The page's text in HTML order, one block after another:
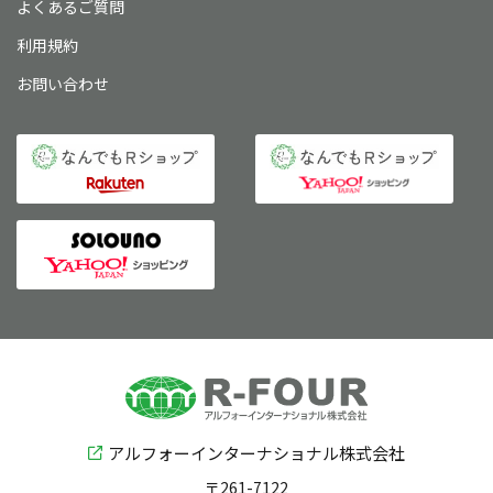
よくあるご質問
利用規約
お問い合わせ
アルフォーインターナショナル株式会社
〒261-7122